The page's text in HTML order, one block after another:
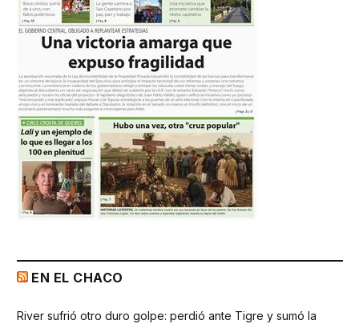
EN EL CHACO
River sufrió otro duro golpe: perdió ante Tigre y sumó la